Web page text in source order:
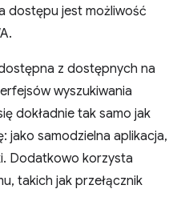
dostępu jest możliwość
z dostępnych na
wyszukiwania
dokładnie tak samo jak
jako samodzielna aplikacja,
Dodatkowo korzysta
takich jak przełącznik